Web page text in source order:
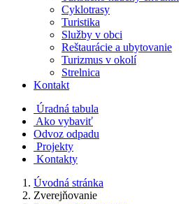
Cyklotrasy
Turistika
Služby v obci
Reštaurácie a ubytovanie
Turizmus v okolí
Strelnica
Kontakt
Úradná tabula
Ako vybaviť
Odvoz odpadu
Projekty
Kontakty
Úvodná stránka
Zverejňovanie